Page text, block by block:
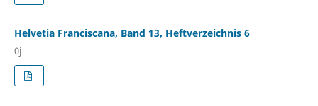
Helvetia Franciscana, Band 13, Heftverzeichnis 6
0j